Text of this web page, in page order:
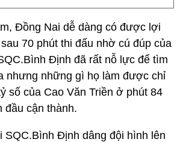
Đồng Nai dễ dàng có được lợi
70 phút thi đấu nhờ cú đúp của
Định đã rất nỗ lực để tìm
nhưng những gì họ làm được chỉ
số của Cao Văn Triền ở phút 84
đầu cận thành.
SQC.Bình Định dâng đội hình lên